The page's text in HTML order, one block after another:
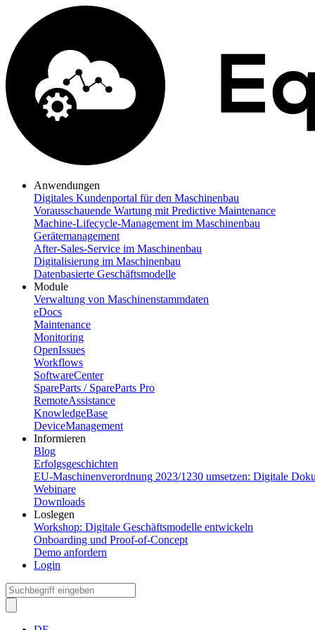
Anwendungen
Digitales Kundenportal für den Maschinenbau
Vorausschauende Wartung mit Predictive Maintenance
Machine-Lifecycle-Management im Maschinenbau
Gerätemanagement
After-Sales-Service im Maschinenbau
Digitalisierung im Maschinenbau
Datenbasierte Geschäftsmodelle
Module
Verwaltung von Maschinenstammdaten
eDocs
Maintenance
Monitoring
OpenIssues
Workflows
SoftwareCenter
SpareParts / SpareParts Pro
RemoteAssistance
KnowledgeBase
DeviceManagement
Informieren
Blog
Erfolgsgeschichten
EU-Maschinenverordnung 2023/1230 umsetzen: Digitale
Webinare
Downloads
Loslegen
Workshop: Digitale Geschäftsmodelle entwickeln
Onboarding und Proof-of-Concept
Demo anfordern
Login